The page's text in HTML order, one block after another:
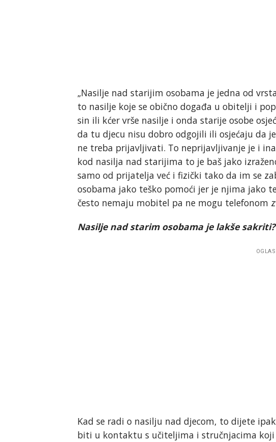
„Nasilje nad starijim osobama je jedna od
to nasilje koje se obično događa u obitelji i
sin ili kćer vrše nasilje i onda starije osobe
da tu djecu nisu dobro odgojili ili osjećaju da
ne treba prijavljivati. To neprijavljivanje je i
kod nasilja nad starijima to je baš jako
samo od prijatelja već i fizički tako da im se
osobama jako teško pomoći jer je njima jako
često nemaju mobitel pa ne mogu telefonom
Nasilje nad starim osobama je lakše sakriti?
OGLAS
Kad se radi o nasilju nad djecom, to dijete
biti u kontaktu s učiteljima i stručnjacima